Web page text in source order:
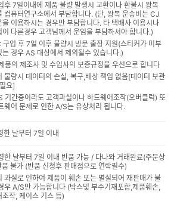
후 7일이내에 제품 불량 발생시 교환이나 환불시 왕복
컴퓨터연구소에서 부담합니다. (단, 왕복 운송비는 CJ
을 이용하시는 경우만 부담합니다. 타 택배사 이용시나
이 다른경우 고객님께서 운임을 부담하셔야 합니다.)
구입 후 7일 이후 불량시 방문 출장 지원(스티커가 미부
는 경우 AS 대상에서 제외될수 있습니다.)
품의 제조사 및 수입사의 보증규정을 우선으로 합니다
불량시 데이터의 손실, 복구,배상 책임 없음[데이터 보관
요]
기간중이라도 고객과실이나 하드웨어조작(오버클럭) 또
웨어 문제로 인한 A/S는 유상처리 됩니다.
한 날부터 7일 이내
한 날부터 7일 이내 반품 가능 / 다나와 거래완료(주문상
품 불가 (반품 신청후 판매점으로 연락필수)
과실로 인하여 제품이 훼손 또는 멸실되어 재판매가 불
우 A/S만 가능합니다 (박스및 부수기재포함,제품훼손,
조작, 케이스 기스 등)